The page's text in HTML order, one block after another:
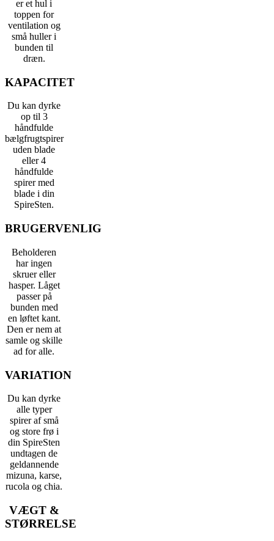
er et hul i
toppen for
ventilation og
små huller i
bunden til
dræn.
KAPACITET
Du kan dyrke
op til 3
håndfulde
bælgfrugtspirer
uden blade
eller 4
håndfulde
spirer med
blade i din
SpireSten.
BRUGERVENLIG
Beholderen
har ingen
skruer eller
hasper. Låget
passer på
bunden med
en løftet kant.
Den er nem at
samle og skille
ad for alle.
VARIATION
Du kan dyrke
alle typer
spirer af små
og store frø i
din SpireSten
undtagen de
geldannende
mizuna, karse,
rucola og chia.
VÆGT &
STØRRELSE